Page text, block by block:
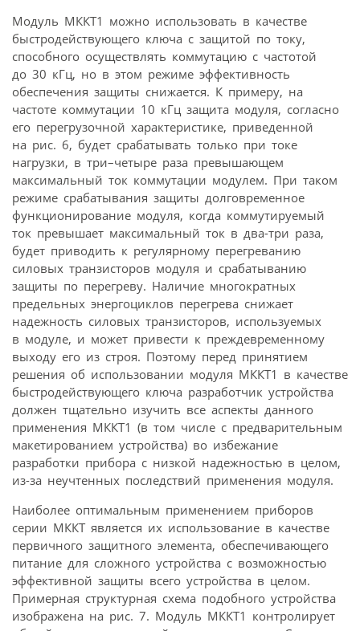
Модуль МККТ1 можно использовать в качестве
быстродействующего ключа с защитой по току,
способного осуществлять коммутацию с частотой
до 30 кГц, но в этом режиме эффективность
обеспечения защиты снижается. К примеру, на
частоте коммутации 10 кГц защита модуля, согласно
его перегрузочной характеристике, приведенной
на рис. 6, будет срабатывать только при токе
нагрузки, в три–четыре раза превышающем
максимальный ток коммутации модулем. При таком
режиме срабатывания защиты долговременное
функционирование модуля, когда коммутируемый
ток превышает максимальный ток в два-три раза,
будет приводить к регулярному перегреванию
силовых транзисторов модуля и срабатыванию
защиты по перегреву. Наличие многократных
предельных энергоциклов перегрева снижает
надежность силовых транзисторов, используемых
в модуле, и может привести к преждевременному
выходу его из строя. Поэтому перед принятием
решения об использовании модуля МККТ1 в качестве
быстродействующего ключа разработчик устройства
должен тщательно изучить все аспекты данного
применения МККТ1 (в том числе с предварительным
макетированием устройства) во избежание
разработки прибора с низкой надежностью в целом,
из-за неучтенных последствий применения модуля.
Наиболее оптимальным применением приборов
серии МККТ является их использование в качестве
первичного защитного элемента, обеспечивающего
питание для сложного устройства с возможностью
эффективной защиты всего устройства в целом.
Примерная структурная схема подобного устройства
изображена на рис. 7. Модуль МККТ1 контролирует